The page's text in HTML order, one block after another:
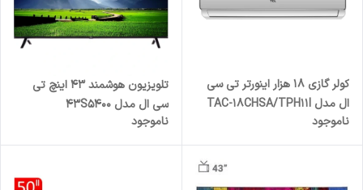
کولر گازی 18 هزار اینورتر تی سی
ال مدل TAC-18CHSA/TPH11I
ناموجود
تلویزیون هوشمند 43 اینچ تی
سی ال مدل 43S5400
ناموجود